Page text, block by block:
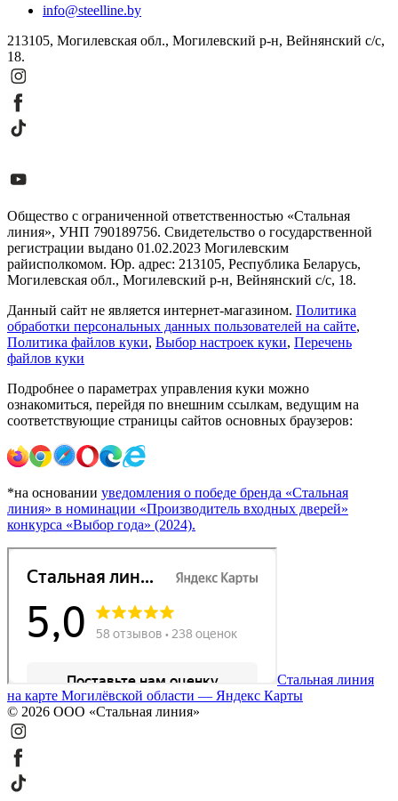
info@steelline.by
213105, Могилевская обл., Могилевский р-н, Вейнянский с/с,
18.
Общество с ограниченной ответственностью «Стальная
линия», УНП 790189756. Свидетельство о государственной
регистрации выдано 01.02.2023 Могилевским
райисполкомом. Юр. адрес: 213105, Республика Беларусь,
Могилевская обл., Могилевский р-н, Вейнянский с/с, 18.
Данный сайт не является интернет-магазином. Политика
обработки персональных данных пользователей на сайте,
Политика файлов куки, Выбор настроек куки, Перечень
файлов куки
Подробнее о параметрах управления куки можно
ознакомиться, перейдя по внешним ссылкам, ведущим на
соответствующие страницы сайтов основных браузеров:
*на основании уведомления о победе бренда «Стальная
линия» в номинации «Производитель входных дверей»
конкурса «Выбор года» (2024).
Стальная линия
на карте Могилёвской области — Яндекс Карты
© 2026 ООО «Стальная линия»